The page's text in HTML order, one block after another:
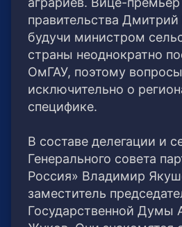
правительства
будучи министром
страны неоднократно
ОмГАУ, поэтому
исключительно о
специфике.
В составе делегации и
Генерального совета
Россия» Владимир
заместитель
Государственной Думы